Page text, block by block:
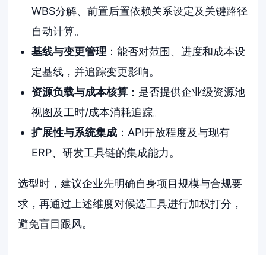
WBS分解、前置后置依赖关系设定及关键路径
自动计算。
基线与变更管理 ：能否对范围、进度和成本设
定基线，并追踪变更影响。
资源负载与成本核算：是否提供企业级资源池
视图及工时/成本消耗追踪。
扩展性与系统集成：API开放程度及与现有
ERP、研发工具链的集成能力。
选型时，建议企业先明确自身项目规模与合规要
求，再通过上述维度对候选工具进行加权打分，
避免盲目跟风。